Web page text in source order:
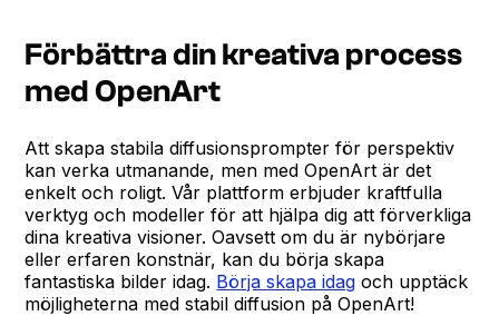
Förbättra din kreativa process
med OpenArt
Att skapa stabila diffusionsprompter för perspektiv
kan verka utmanande, men med OpenArt är det
enkelt och roligt. Vår plattform erbjuder kraftfulla
verktyg och modeller för att hjälpa dig att förverkliga
dina kreativa visioner. Oavsett om du är nybörjare
eller erfaren konstnär, kan du börja skapa
fantastiska bilder idag. Börja skapa idag och upptäck
möjligheterna med stabil diffusion på OpenArt!